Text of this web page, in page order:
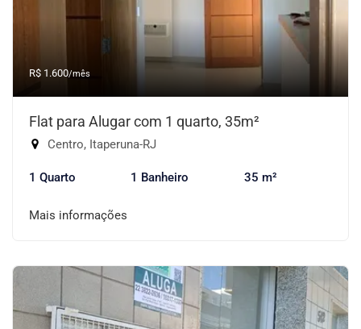
R$ 1.600/mês
Flat para Alugar com 1 quarto, 35m²
Centro, Itaperuna-RJ
1 Quarto 1 Banheiro 35 m²
Mais informações